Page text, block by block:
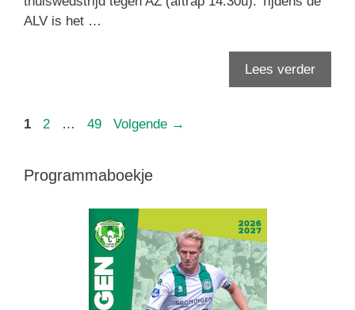
ALV is het …
Lees verder
Pagina
1 Pagina
2 … Pagina
49 Volgende →
Programmaboekje